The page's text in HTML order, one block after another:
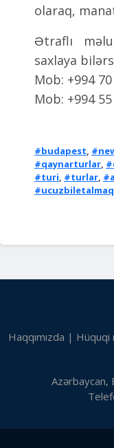
olaraq,
Ətraflı
saxlaya
Mob: +994
Mob: +994
#budapest
#qaynarturlar
#turi #turlar
#ucuzbiletalmaq
Haqqımızda | Hüquqi
Azərbaycan,